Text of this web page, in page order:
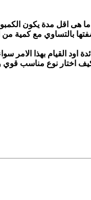
ما هى اقل مدة يكون
بالتساوي مع كمية
القيام بهذا الامر
وكيف اختار نوع مناسب